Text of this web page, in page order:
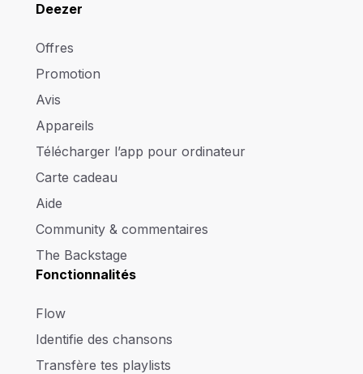
Deezer
Offres
Promotion
Avis
Appareils
Télécharger l’app pour ordinateur
Carte cadeau
Aide
Community & commentaires
The Backstage
Fonctionnalités
Flow
Identifie des chansons
Transfère tes playlists